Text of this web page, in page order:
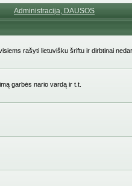
Administracija, DAUSOS
rašyti lietuvišku šriftu ir dirbtinai
garbės nario vardą ir t.t.